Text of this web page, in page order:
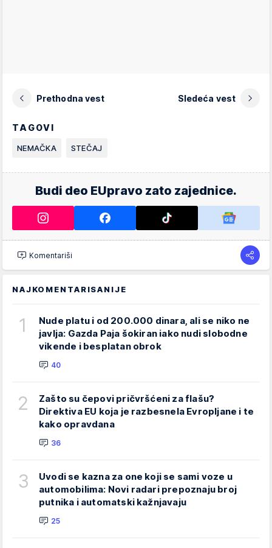
Prethodna vest Sledeća vest
TAGOVI
NEMAČKA STEČAJ
Budi deo EUpravo zato zajednice.
Komentariši
NAJKOMENTARISANIJE
1
Nude platu i od 200.000 dinara, ali se niko ne
javlja: Gazda Paja šokiran iako nudi slobodne
vikende i besplatan obrok
40
2
Zašto su čepovi pričvršćeni za flašu?
Direktiva EU koja je razbesnela Evropljane i te
kako opravdana
36
3
Uvodi se kazna za one koji se sami voze u
automobilima: Novi radari prepoznaju broj
putnika i automatski kažnjavaju
25